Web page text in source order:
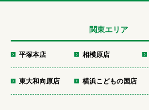
関東エリア
平塚本店 相模原店
東大和向原店 横浜こどもの国店